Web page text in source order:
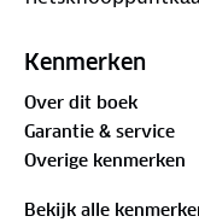
route uitstippelen.
bovendien
en wandelroutes,
kunt uitknippen
Kenmerken
Over dit boek
Garantie & service
Overige kenmerken
Bekijk alle